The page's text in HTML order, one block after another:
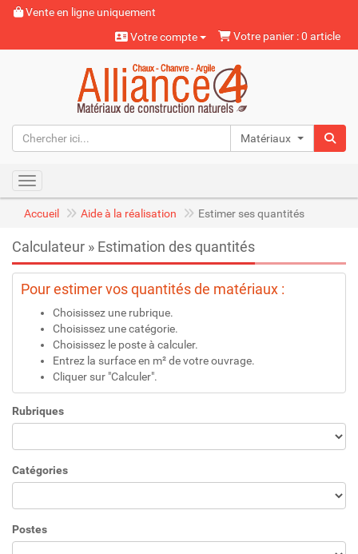
Vente en ligne uniquement
Votre compte
Votre panier : 0 article
Matériaux naturels
Toggle navigation
Accueil Aide à la réalisation Estimer ses quantités
Calculateur » Estimation des quantités
Pour estimer vos quantités de matériaux :
Choisissez une rubrique.
Choisissez une catégorie.
Choisissez le poste à calculer.
Entrez la surface en m² de votre ouvrage.
Cliquer sur "Calculer".
Rubriques
Catégories
Postes